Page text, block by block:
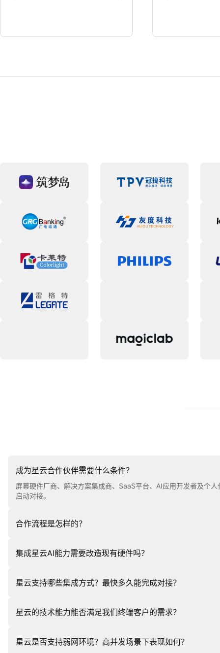
成为星云合作伙伴需要什么条件？
屏幕硬件厂商、解决方案集成商、SaaS平台、AI应用开发者及个
启动对接。
合作流程是怎样的？
集成星云AI能力需要改造现有硬件吗？
造。
星云支持哪些集成方式？最快多久能完成对接？
星云的技术能力能否满足我们终端客户的需求？
育场景，均可覆盖终端客户的智能交互升级需求。
星云是否支持弱网环境？高并发场景下表现如何？